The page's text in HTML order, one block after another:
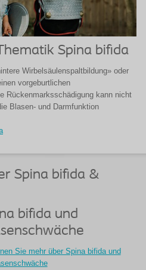
Spina bifida
Wirbelsäulenspaltbildung» oder
vorgeburtlichen
Rückenmarksschädigung kann nicht
Blasen- und Darmfunktion
Spina bifida &
bifida und
Sie mehr über Spina bifida und